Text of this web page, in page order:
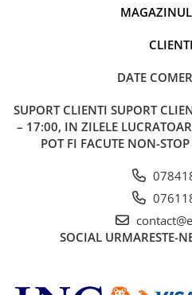
CLIENTI
DATE
SUPORT CLIENTI SUPORT
– 17:00, IN ZILELE
POT FI FACUTE NON-
SOCIAL URMARESTE-